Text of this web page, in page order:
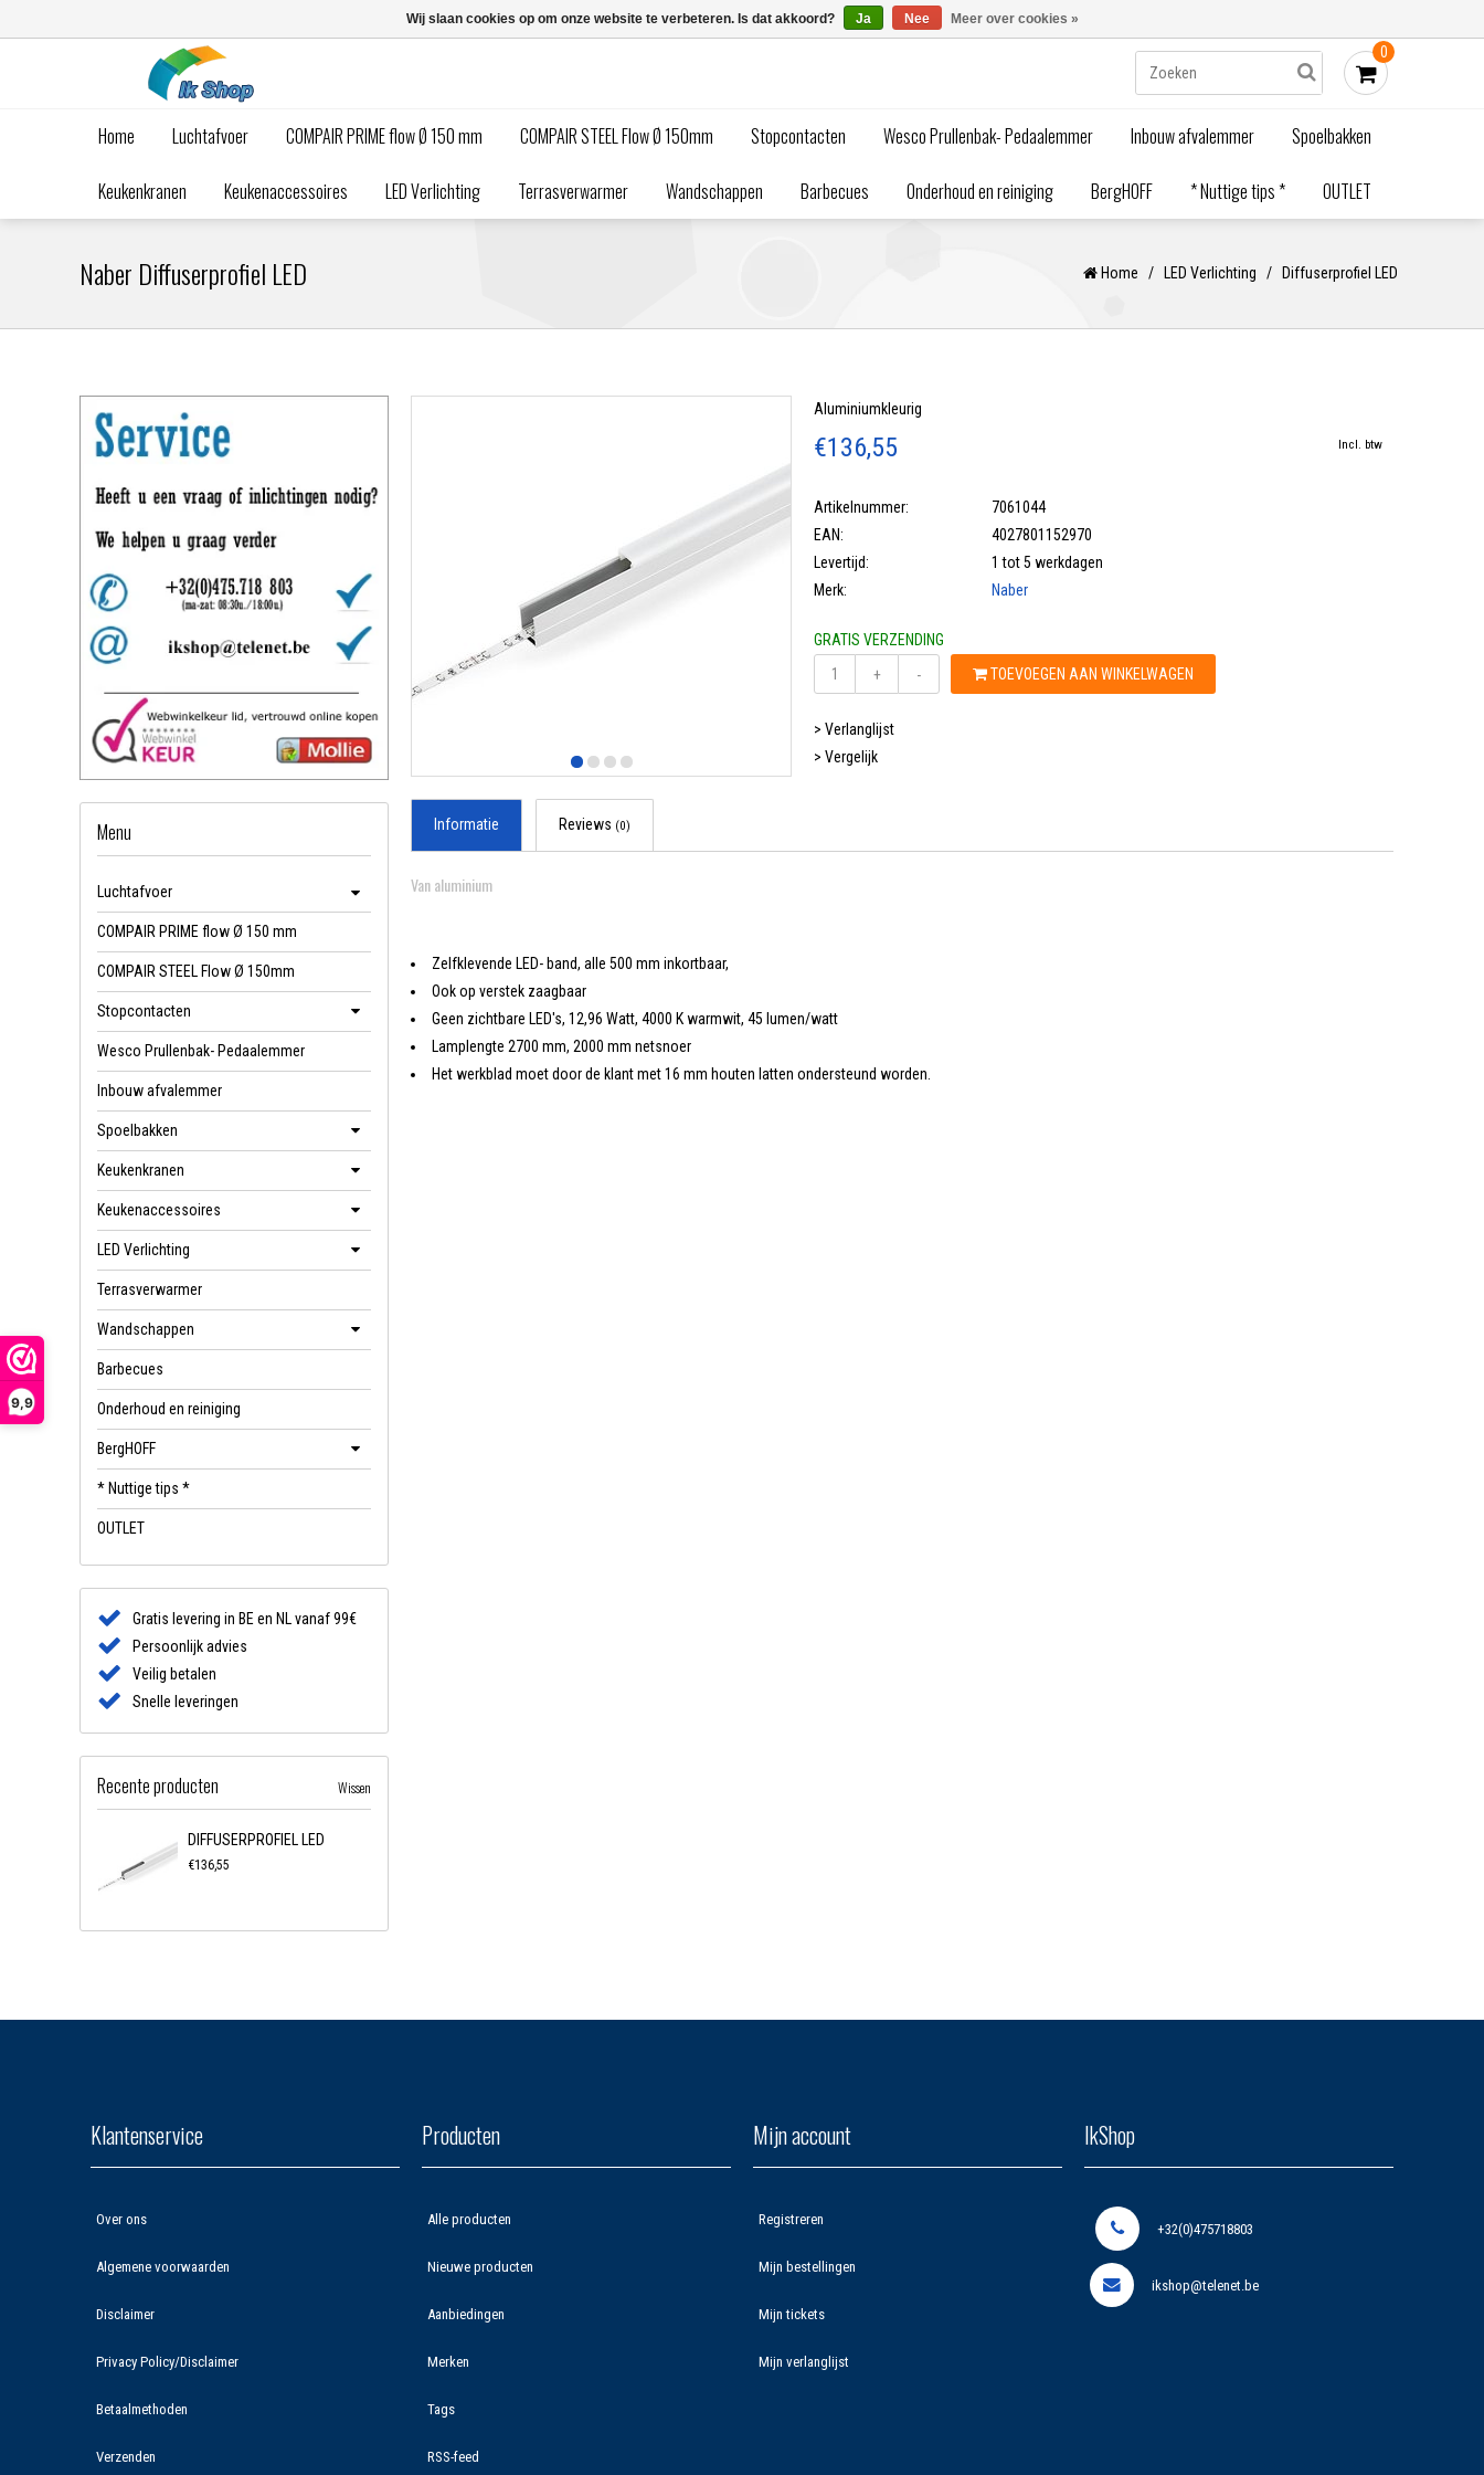
9,9
0
Home Luchtafvoer COMPAIR PRIME flow Ø 150 mm COMPAIR STEEL Flow Ø 150mm Stopcontacten Wesco Prullenbak- Pedaalemmer Inbouw afvalemmer Spoelbakken
Keukenkranen Keukenaccessoires LED Verlichting Terrasverwarmer Wandschappen Barbecues Onderhoud en reiniging BergHOFF * Nuttige tips * OUTLET
Naber Diffuserprofiel LED Home / LED Verlichting / Diffuserprofiel LED
Aluminiumkleurig
€136,55 Incl. btw
Artikelnummer:
7061044
EAN:
4027801152970
Levertijd:
1 tot 5 werkdagen
Merk:
Naber
GRATIS VERZENDING
+
- TOEVOEGEN AAN WINKELWAGEN
> Verlanglijst
> Vergelijk
Informatie Reviews (0)
Van aluminium
Zelfklevende LED- band, alle 500 mm inkortbaar,
Ook op verstek zaagbaar
Geen zichtbare LED's, 12,96 Watt, 4000 K warmwit, 45 lumen/watt
Lamplengte 2700 mm, 2000 mm netsnoer
Het werkblad moet door de klant met 16 mm houten latten ondersteund worden.
Menu
Luchtafvoer
COMPAIR PRIME flow Ø 150 mm
COMPAIR STEEL Flow Ø 150mm
Stopcontacten
Wesco Prullenbak- Pedaalemmer
Inbouw afvalemmer
Spoelbakken
Keukenkranen
Keukenaccessoires
LED Verlichting
Terrasverwarmer
Wandschappen
Barbecues
Onderhoud en reiniging
BergHOFF
* Nuttige tips *
OUTLET
Gratis levering in BE en NL vanaf 99€
Persoonlijk advies
Veilig betalen
Snelle leveringen
Recente producten Wissen
DIFFUSERPROFIEL LED
€136,55
Klantenservice
Over ons
Algemene voorwaarden
Disclaimer
Privacy Policy/Disclaimer
Betaalmethoden
Verzenden
Producten
Alle producten
Nieuwe producten
Aanbiedingen
Merken
Tags
RSS-feed
Mijn account
Registreren
Mijn bestellingen
Mijn tickets
Mijn verlanglijst
IkShop
+32(0)475718803
ikshop@telenet.be
Wij slaan cookies op om onze website te verbeteren. Is dat akkoord? Ja Nee Meer over cookies »